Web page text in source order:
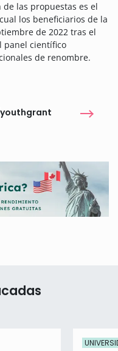
las propuestas es el
los beneficiarios de la
de 2022 tras el
panel científico
de renombre.